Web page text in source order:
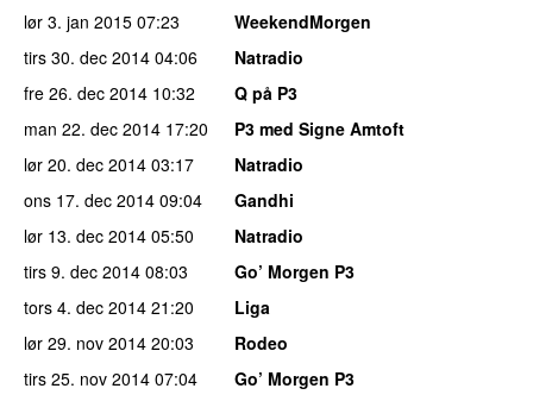
lør 3. jan 2015 07:23
WeekendMorgen
tirs 30. dec 2014 04:06
Natradio
fre 26. dec 2014 10:32
Q på P3
man 22. dec 2014 17:20
P3 med Signe Amtoft
lør 20. dec 2014 03:17
Natradio
ons 17. dec 2014 09:04
Gandhi
lør 13. dec 2014 05:50
Natradio
tirs 9. dec 2014 08:03
Go’ Morgen P3
tors 4. dec 2014 21:20
Liga
lør 29. nov 2014 20:03
Rodeo
tirs 25. nov 2014 07:04
Go’ Morgen P3